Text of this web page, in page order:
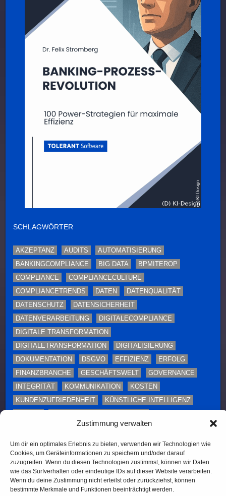
Zustimmung verwalten
Um dir ein optimales Erlebnis zu bieten, verwenden wir Technologien wie
Cookies, um Geräteinformationen zu speichern und/oder darauf
zuzugreifen. Wenn du diesen Technologien zustimmst, können wir Daten
wie das Surfverhalten oder eindeutige IDs auf dieser Website verarbeiten.
Wenn du deine Zustimmung nicht erteilst oder zurückziehst, können
bestimmte Merkmale und Funktionen beeinträchtigt werden.
SCHLAGWÖRTER
AKZEPTANZ AUDITS
AUTOMATISIERUNG
BANKINGCOMPLIANCE
BIG DATA
BPMITEROP
COMPLIANCE
COMPLIANCECULTURE
COMPLIANCETRENDS
DATEN
DATENQUALITÄT
DATENSCHUTZ
DATENSICHERHEIT
DATENVERARBEITUNG
DIGITALECOMPLIANCE
DIGITALE TRANSFORMATION
DIGITALETRANSFORMATION
DIGITALISIERUNG
DOKUMENTATION
DSGVO EFFIZIENZ
ERFOLG
FINANZBRANCHE
GESCHÄFTSWELT
GOVERNANCE
INTEGRITÄT
KOMMUNIKATION
KOSTEN
KUNDENZUFRIEDENHEIT
KÜNSTLICHE INTELLIGENZ
RISIKOMANAGEMENT
SCHULUNG
SCHULUNGEN
SICHERHEITSMASSNAHMEN
TOLERANT SOFTWARE
TONEFROMTHETOP
TRANSFORMATION
UNTERNEHMEN
UNTERNEHMENSKULTUR
UNTERNEHMENSSTRATEGIE
ZUKUNFTDERCOMPLIANCE